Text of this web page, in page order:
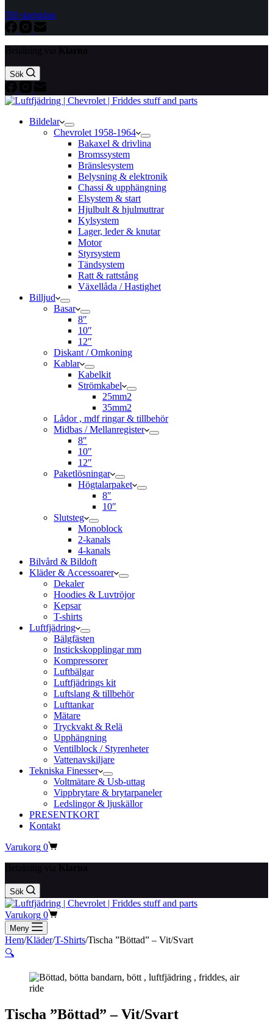
Till startsidan
Sök
Bildelar
Chevrolet 1958-1964
Bakaxel & drivlina
Bromssystem
Bränslesystem
Belysning & elektronik
Chassi & upphängning
Elsystem & start
Hjulbult & hjulmuttrar
Kylsystem
Lager, leder & knutar
Motor
Styrsystem
Tändsystem
Ratt & rattstång
Växellåda / Hastighet
Billjud
Basar
8″
10″
12″
Diskant / Omkoning​
Kablar
Kabelkit
Strömkabel
25mm2
35mm2
Lådor , mdf ringar & tillbehör
Midbas / Mellanregister
8″
10″
12″
Paketlösningar
Högtalarpaket
8″
10″
Slutsteg
Monoblock
2-kanals
4-kanals
Bilvård & Bildoft
Kläder & Accessoarer
Dekaler
Hoodies & Luvtröjor
Kepsar
T-shirts
Luftfjädring
Bälgfästen
Instickskopplingar mm
Kompressorer
Luftbälgar
Luftfjädrings kit
Luftslang & tillbehör
Lufttankar
Mätare
Tryckvakt & Relä
Upphängning
Ventilblock / Styrenheter
Vattenavskiljare
Tekniska Finesser
Voltmätare & Usb-uttag
Vippbrytare & brytarpaneler
Ledslingor & ljuskällor
PRESENTKORT
Kontakt
Varukorg 0
Sök
Varukorg 0
Meny
Hem/Kläder/T-Shirts/Tischa ”Böttad” – Vit/Svart
🔍
Tischa ”Böttad” – Vit/Svart